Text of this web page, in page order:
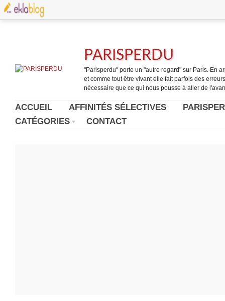
PARISPERDU
"Parisperdu" porte un "autre regard" sur Paris. En
et comme tout être vivant elle fait parfois des
nécessaire que ce qui nous pousse à aller de
ACCUEIL AFFINITÉS SÉLECTIVES
CATÉGORIES
CONTACT